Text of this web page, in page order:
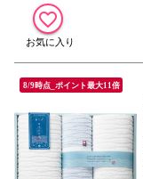
8/9時点_ポイント最大11倍